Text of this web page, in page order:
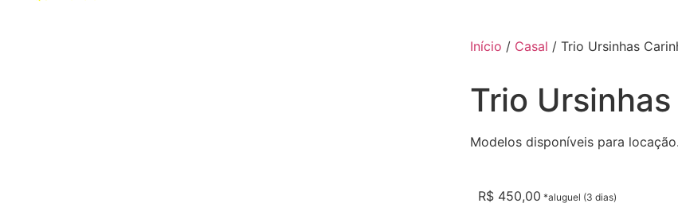
Início / Casal / Trio Ursinhas
Trio
Modelos disponíveis para locação.
R$ 450,00